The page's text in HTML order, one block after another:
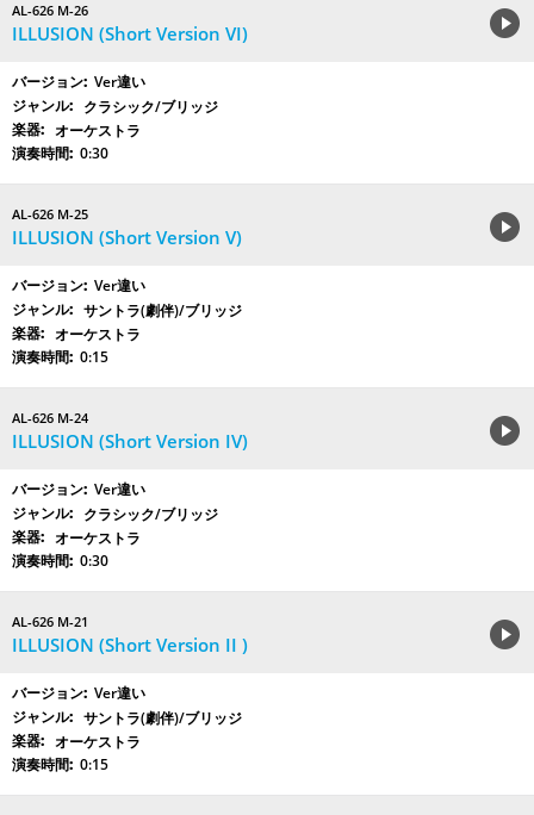
AL-626 M-26
ILLUSION (Short Version VI)
Ver違い
クラシック/ブリッジ
オーケストラ
0:30
AL-626 M-25
ILLUSION (Short Version V)
Ver違い
サントラ(劇伴)/ブリッジ
オーケストラ
0:15
AL-626 M-24
ILLUSION (Short Version IV)
Ver違い
クラシック/ブリッジ
オーケストラ
0:30
AL-626 M-21
ILLUSION (Short Version II )
Ver違い
サントラ(劇伴)/ブリッジ
オーケストラ
0:15